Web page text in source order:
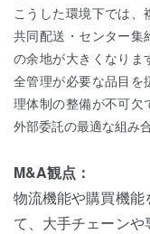
こうした環境下では、
共同配送・センター集
の余地が大きくなりま
全管理が必要な品目を
理体制の整備が不可欠
外部委託の最適な組み
M&A観点：
物流機能や購買機
て、大手チェーン